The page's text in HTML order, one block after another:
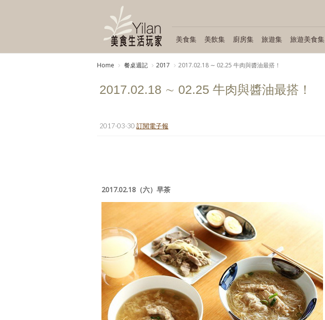
美食集 美飲集 廚房集 旅遊集 旅遊美食集
Home 餐桌週記 2017 2017.02.18 ∼ 02.25 牛肉與醬油最搭！
2017.02.18 ∼ 02.25 牛肉與醬油最搭！
2017-03-30 訂閱電子報
2017.02.18（六）早茶